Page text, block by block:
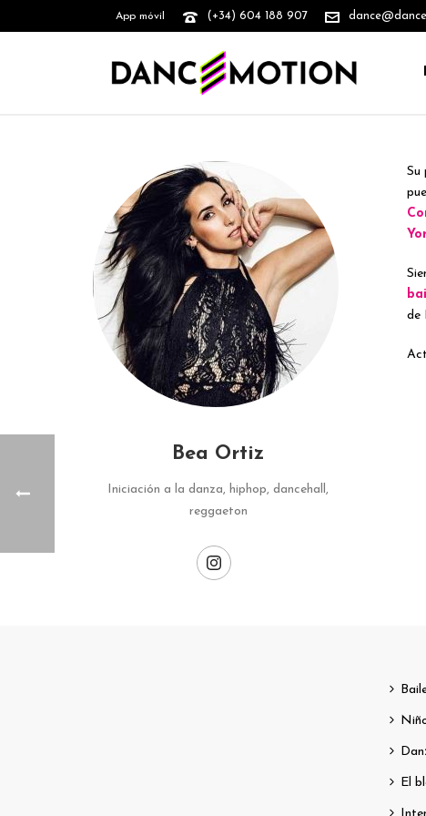
App móvil (+34) 604 188 907
Bea Ortiz
Iniciación a la danza, hiphop, dancehall,
reggaeton
Su
de
El